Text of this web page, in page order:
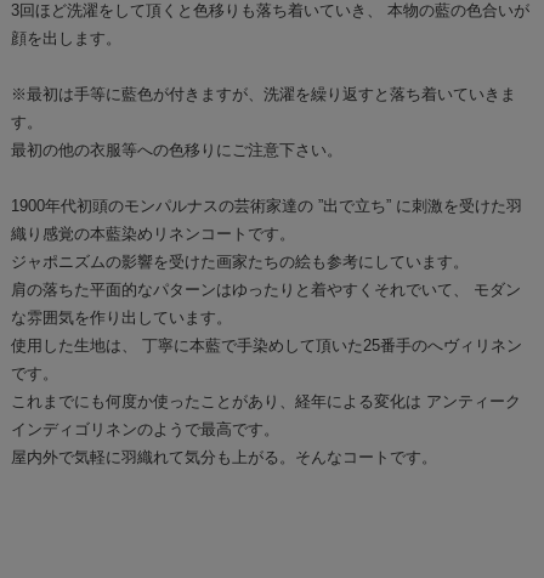
3回ほど洗濯をして頂くと色移りも落ち着いていき、 本物の藍の色合いが
顔を出します。
※最初は手等に藍色が付きますが、洗濯を繰り返すと落ち着いていきま
す。
最初の他の衣服等への色移りにご注意下さい。
1900年代初頭のモンパルナスの芸術家達の ”出で立ち” に刺激を受けた羽
織り感覚の本藍染めリネンコートです。
ジャポニズムの影響を受けた画家たちの絵も参考にしています。
肩の落ちた平面的なパターンはゆったりと着やすくそれでいて、 モダン
な雰囲気を作り出しています。
使用した生地は、 丁寧に本藍で手染めして頂いた25番手のへヴィリネン
です。
これまでにも何度か使ったことがあり、経年による変化は アンティーク
インディゴリネンのようで最高です。
屋内外で気軽に羽織れて気分も上がる。そんなコートです。